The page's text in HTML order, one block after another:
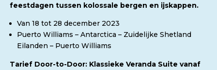
feestdagen tussen kolossale bergen en ijskappen.
Van 18 tot 28 december 2023
Puerto Williams – Antarctica – Zuidelijke Shetland
Eilanden – Puerto Williams
Tarief Door-to-Door: Klassieke Veranda Suite vanaf